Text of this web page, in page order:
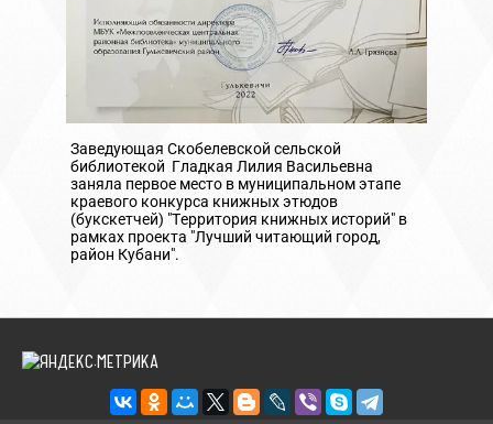
Заведующая Скобелевской сельской
библиотекой Гладкая Лилия Васильевна
заняла первое место в муниципальном этапе
краевого конкурса книжных этюдов
(букскетчей) "Территория книжных историй" в
рамках проекта "Лучший читающий город,
район Кубани".